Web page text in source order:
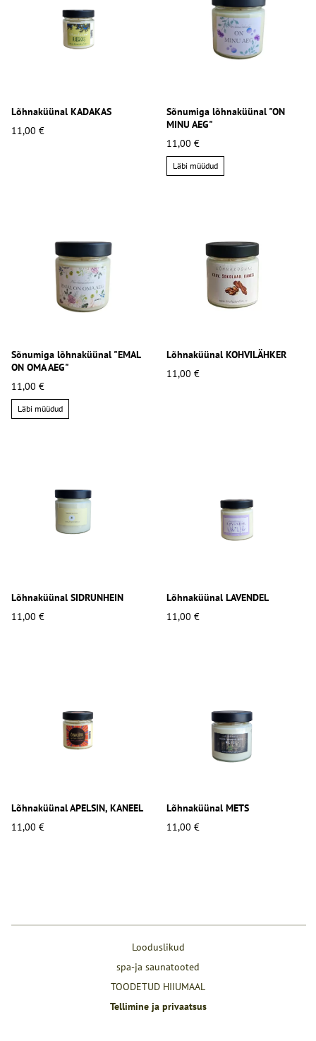
Lõhnaküünal KADAKAS
11,00 €
Sõnumiga lõhnaküünal "ON
MINU AEG"
11,00 €
Läbi müüdud
Sõnumiga lõhnaküünal "EMAL
ON OMA AEG"
11,00 €
Läbi müüdud
Lõhnaküünal KOHVILÄHKER
11,00 €
Lõhnaküünal SIDRUNHEIN
11,00 €
Lõhnaküünal LAVENDEL
11,00 €
Lõhnaküünal APELSIN, KANEEL
11,00 €
Lõhnaküünal METS
11,00 €
Looduslikud
spa-ja saunatooted
TOODETUD HIIUMAAL
Tellimine ja privaatsus